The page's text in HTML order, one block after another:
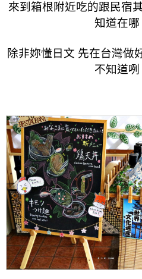
來到箱根附近吃的跟民宿
知道在哪
除非妳懂日文 先在台灣做
不知道咧